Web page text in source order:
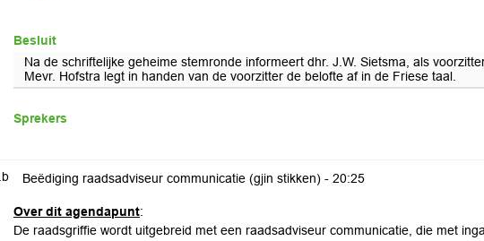
Besluit
Na de schriftelijke geheime stemronde informeert dhr. J.W. Sietsma, als
Mevr. Hofstra legt in handen van de voorzitter de belofte af in de Friese taal.
Sprekers
Beëdiging raadsadviseur communicatie (gjin stikken) - 20:25
Over dit agendapunt:
De raadsgriffie wordt uitgebreid met een raadsadviseur communicatie, die met